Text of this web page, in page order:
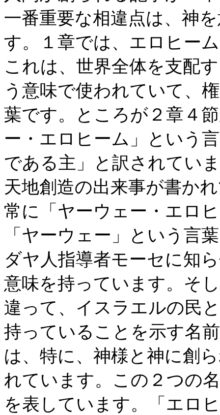
一番重要な相違点は、神
す。１章では、エロヒー
これは、世界全体を支配
う意味で使われていて、
葉です。ところが２章４
ー・エロヒーム」という
である主」と訳されてい
天地創造の出来事が書か
常に「ヤーウェー・エロ
「ヤーウェー」という言
ダヤ人指導者モーセに知
意味を持っています。そ
違って、イスラエルの民
持っていることを示す名
は、特に、神様と神に創
れています。この２つの
を表しています。「エロ